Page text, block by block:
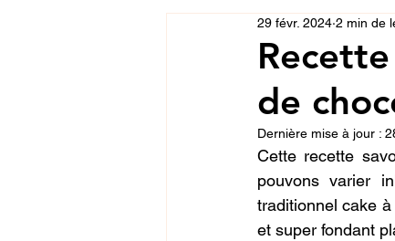
Relations familiales
de
29 févr. 2024 2 min de
Dernière mise à jour :
Cette recette
pouvons varier
traditionnel cake
et super fondant